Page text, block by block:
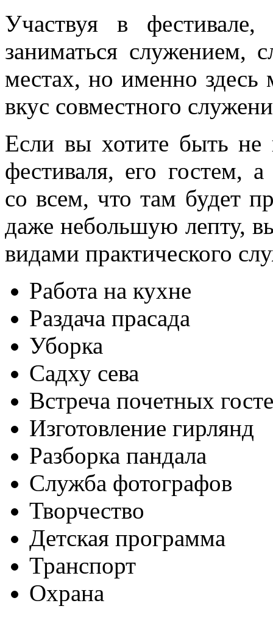
Участвуя в
заниматься
местах, но именно
вкус совместного
Если вы хотите быть не
фестиваля, его гостем, а
со всем, что там будет
даже небольшую лепту,
видами практического
Работа на кухне
Раздача прасада
Уборка
Садху сева
Встреча почетных
Изготовление гирлянд
Разборка пандала
Служба фотографов
Творчество
Детская программа
Транспорт
Охрана